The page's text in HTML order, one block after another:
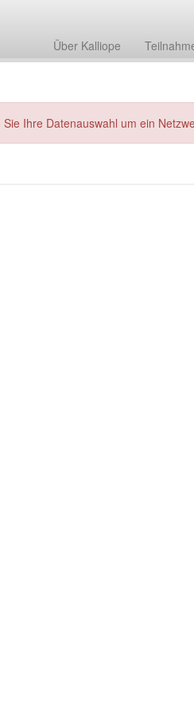
Über Kalliope
Sie Ihre Datenauswahl um ein